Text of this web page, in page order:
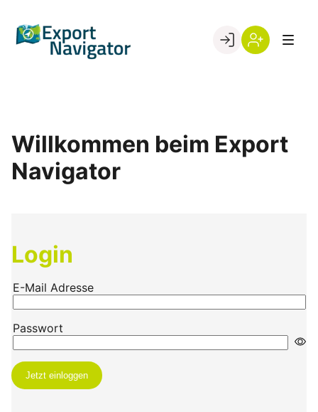
content
Go to landing page.
Willkommen beim Export
Navigator
Login